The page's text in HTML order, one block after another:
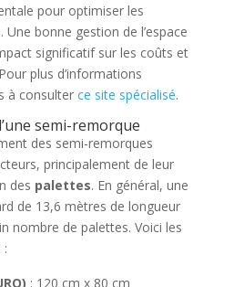
pour optimiser les
bonne gestion de l’espace
significatif sur les coûts et
plus d’informations
à consulter ce site spécialisé.
semi-remorque
des semi-remorques
principalement de leur
des palettes. En général, une
de 13,6 mètres de longueur
nombre de palettes. Voici les
:
: 120 cm x 80 cm